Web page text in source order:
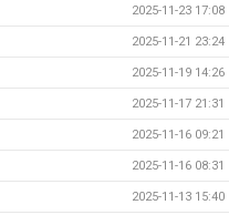
2025-11-23 17:08
2025-11-21 23:24
2025-11-19 14:26
2025-11-17 21:31
2025-11-16 09:21
2025-11-16 08:31
2025-11-13 15:40